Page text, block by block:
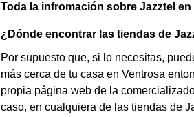
Toda la infromación sobre Jazztel
¿Dónde encontrar las tiendas de
Por supuesto que, si lo necesitas,
más cerca de tu casa en Ventrosa
propia página web de la
caso, en cualquiera de las tiendas de